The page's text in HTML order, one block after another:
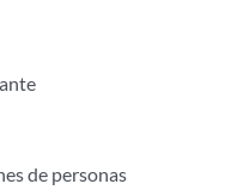
de personas